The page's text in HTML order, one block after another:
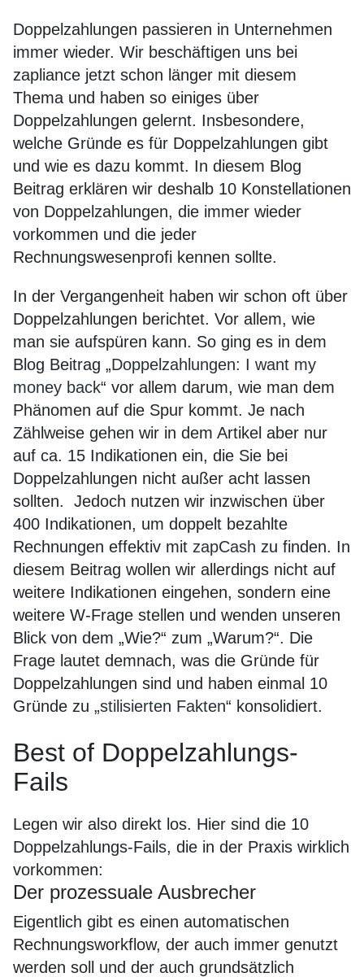
Doppelzahlungen passieren in Unternehmen
immer wieder. Wir beschäftigen uns bei
zapliance jetzt schon länger mit diesem
Thema und haben so einiges über
Doppelzahlungen gelernt. Insbesondere,
welche Gründe es für Doppelzahlungen gibt
und wie es dazu kommt. In diesem Blog
Beitrag erklären wir deshalb 10 Konstellationen
von Doppelzahlungen, die immer wieder
vorkommen und die jeder
Rechnungswesenprofi kennen sollte.
In der Vergangenheit haben wir schon oft über
Doppelzahlungen berichtet. Vor allem, wie
man sie aufspüren kann. So ging es in dem
Blog Beitrag „Doppelzahlungen: I want my
money back“ vor allem darum, wie man dem
Phänomen auf die Spur kommt. Je nach
Zählweise gehen wir in dem Artikel aber nur
auf ca. 15 Indikationen ein, die Sie bei
Doppelzahlungen nicht außer acht lassen
sollten. Jedoch nutzen wir inzwischen über
400 Indikationen, um doppelt bezahlte
Rechnungen effektiv mit zapCash zu finden. In
diesem Beitrag wollen wir allerdings nicht auf
weitere Indikationen eingehen, sondern eine
weitere W-Frage stellen und wenden unseren
Blick von dem „Wie?“ zum „Warum?“. Die
Frage lautet demnach, was die Gründe für
Doppelzahlungen sind und haben einmal 10
Gründe zu „stilisierten Fakten“ konsolidiert.
Best of Doppelzahlungs-
Fails
Legen wir also direkt los. Hier sind die 10
Doppelzahlungs-Fails, die in der Praxis wirklich
vorkommen:
Der prozessuale Ausbrecher
Eigentlich gibt es einen automatischen
Rechnungsworkflow, der auch immer genutzt
werden soll und der auch grundsätzlich